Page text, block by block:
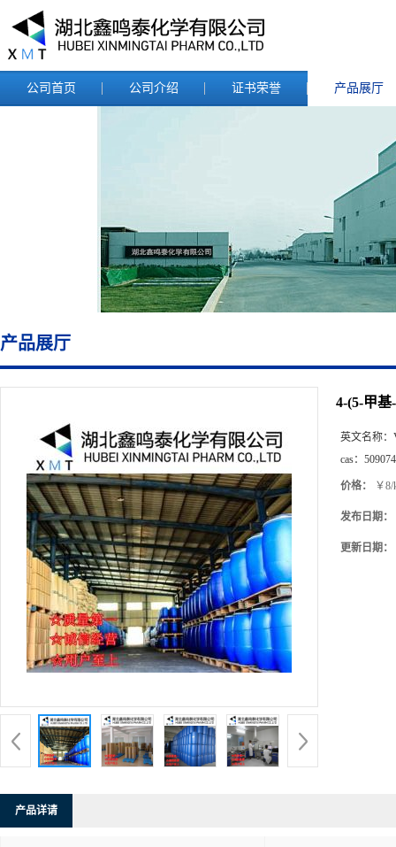
公司首页 公司介绍 证书荣誉 产品展厅
产品展厅
4-(5-甲
英文名称：
cas：
价格： ￥8/
发布日期：
更新日期：
产品详请